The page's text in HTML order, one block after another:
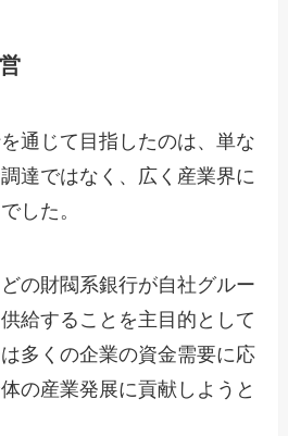
通じて目指したのは、単な
達ではなく、広く産業界に
した。
の財閥系銀行が自社グルー
給することを主目的として
多くの企業の資金需要に応
の産業発展に貢献しようと